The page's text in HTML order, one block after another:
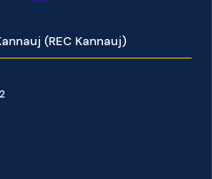
(REC Kannauj)